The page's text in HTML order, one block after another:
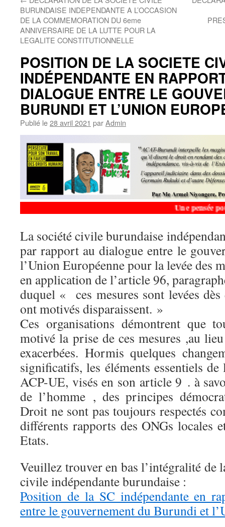
BURUNDAISE INDEPENDANTE A L’OCCASION
DE LA COMMEMORATION DU 6eme
ANNIVERSAIRE DE LA LUTTE POUR LA
LEGALITE CONSTITUTIONNELLE
POSITION DE LA SOCIETE
INDÉPENDANTE EN
DIALOGUE ENTRE LE
BURUNDI ET L’UNION
Publié le28 avril 2021 parAdmin
Une pensée
La société civile burundaise
par rapport au dialogue entre le
l’Union Européenne pour la levée des
en application de l’article 96,
duquel « ces mesures sont levées
ont motivés disparaissent. »
Ces organisations démontrent que
motivé la prise de ces mesures ,au
exacerbées. Hormis quelques
significatifs, les éléments essentiels
ACP-UE, visés en son article 9 . à
de l’homme , des principes
Droit ne sont pas toujours respectés
différents rapports des ONGs locales
Etats.
Veuillez trouver en bas l’intégralité de
civile indépendante burundaise :
Position de la SC indépendante en
entre le gouvernement du Burundi et